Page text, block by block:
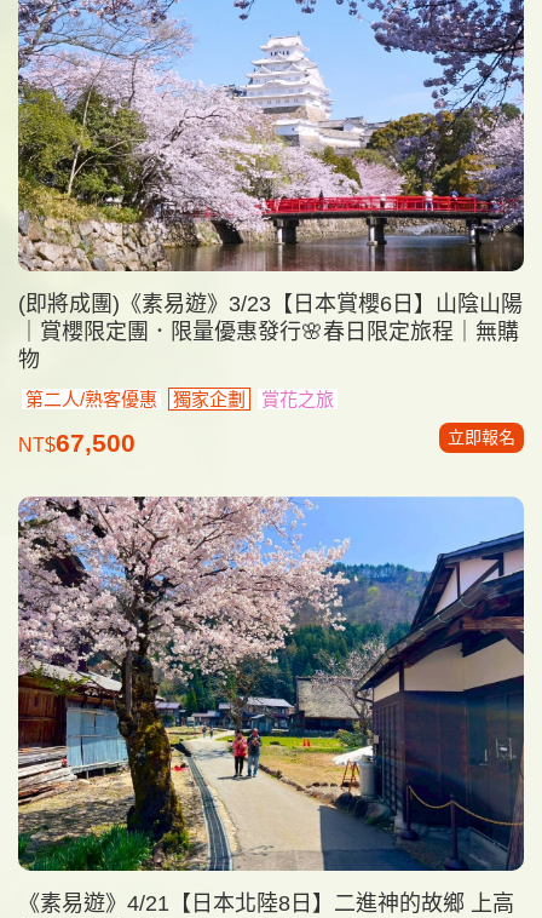
(即將成團)《素易遊》3/23【日本賞櫻6日】山陰山陽
｜賞櫻限定團．限量優惠發行🌸春日限定旅程｜無購
物
第二人/熟客優惠 獨家企劃 賞花之旅
NT$67,500 立即報名
《素易遊》4/21【日本北陸8日】二進神的故鄉 上高